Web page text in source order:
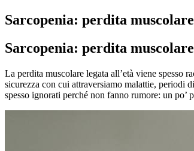
Sarcopenia: perdita
Sarcopenia: perdita
La perdita muscolare legata all’età viene spesso
sicurezza con cui attraversiamo malattie, periodi
spesso ignorati perché non fanno rumore: un po’